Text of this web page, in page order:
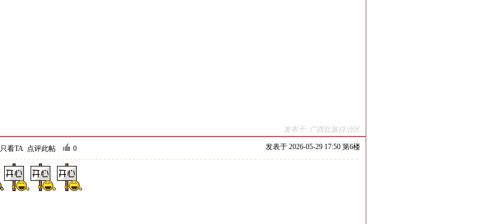
发布于: 广西壮族自治区
只看TA 点评此帖 0 发表于 2026-05-29 17:50 第6楼